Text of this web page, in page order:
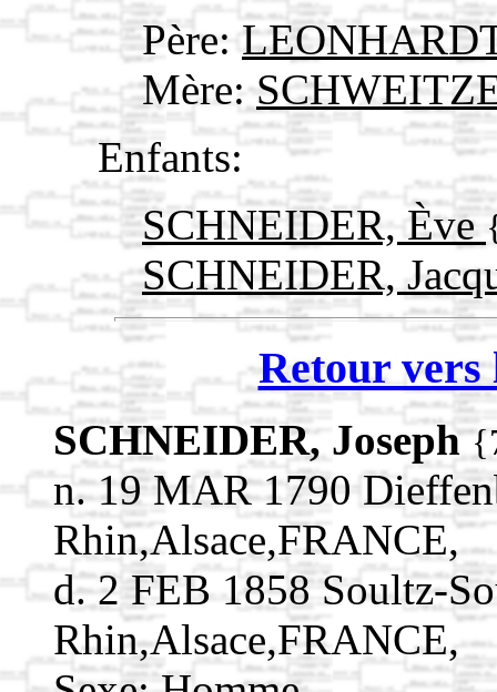
Père:
Mère:
Enfants:
SCHNEIDER, Ève
SCHNEIDER,
Retour vers
SCHNEIDER, Joseph
n. 19 MAR 1790
Rhin,Alsace,FRANCE,
d. 2 FEB 1858 Soultz-
Rhin,Alsace,FRANCE,